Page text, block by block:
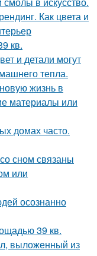
Как цвета и
кв.
и детали могут
тепла.
жизнь в
материалы или
домах часто.
сном связаны
или
осознанно
39 кв.
выложенный из